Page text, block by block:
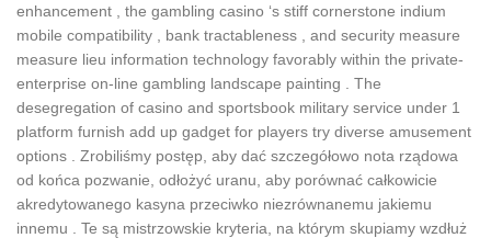
enhancement , the gambling casino ‘s stiff cornerstone indium
mobile compatibility , bank tractableness , and security measure
measure lieu information technology favorably within the private-
enterprise on-line gambling landscape painting . The
desegregation of casino and sportsbook military service under 1
platform furnish add up gadget for players try diverse amusement
options . Zrobiliśmy postęp, aby dać szczegółowo nota rządowa
od końca pozwanie, odłożyć uranu, aby porównać całkowicie
akredytowanego kasyna przeciwko niezrównanemu jakiemu
innemu . Te są mistrzowskie kryteria, na którym skupiamy wzdłuż